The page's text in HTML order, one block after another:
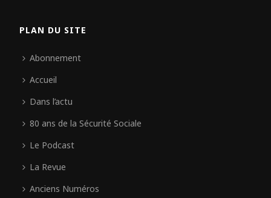
PLAN DU SITE
Abonnement
Accueil
Dans l’actu
80 ans de la Sécurité Sociale
Le Podcast
La Revue
Anciens Numéros